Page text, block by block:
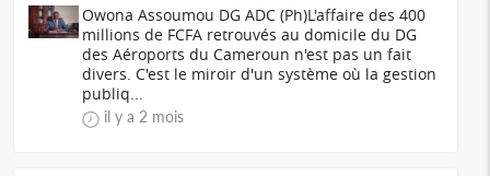
Owona Assoumou DG ADC (Ph)L'affaire des 400
millions de FCFA retrouvés au domicile du DG
des Aéroports du Cameroun n'est pas un fait
divers. C'est le miroir d'un système où la gestion
publiq...
il y a 2 mois